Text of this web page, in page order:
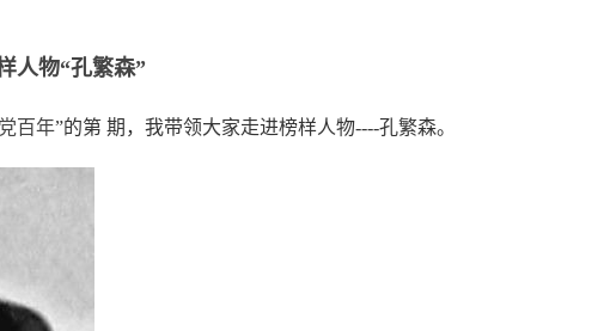
人物“孔繁森”
百年”的第 期，我带领大家走进榜样人物----孔繁森。